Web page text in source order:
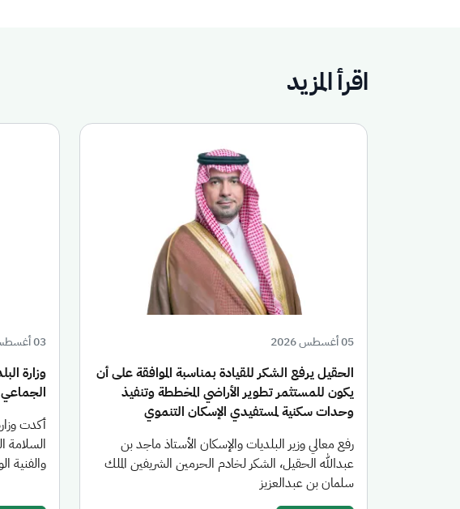
اقرأ المزيد
05 أغسطس 2026
الحقيل يرفع الشكر للقيادة بمناسبة الموافقة على أن
يكون للمستثمر تطوير الأراضي المخططة وتنفيذ
وحدات سكنية لمستفيدي الإسكان التنموي
رفع معالي وزير البلديات والإسكان الأستاذ ماجد بن
عبدالله الحقيل، الشكر لخادم الحرمين الشريفين الملك
سلمان بن عبدالعزيز
03 أغسطس 2026
وزارة
الجماعي
أكدت
السلامة
والفنية